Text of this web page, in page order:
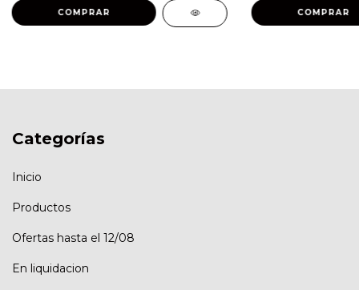
COMPRAR COMPRAR
Categorías
Inicio
Productos
Ofertas hasta el 12/08
En liquidacion